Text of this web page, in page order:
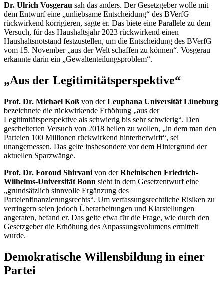
Dr. Ulrich Vosgerau sah das anders. Der Gesetzgeber wolle mit
dem Entwurf eine „unliebsame Entscheidung“ des BVerfG
rückwirkend korrigieren, sagte er. Das biete eine Parallele zu dem
Versuch, für das Haushaltsjahr 2023 rückwirkend einen
Haushaltsnotstand festzustellen, um die Entscheidung des BVerfG
vom 15. November „aus der Welt schaffen zu können“. Vosgerau
erkannte darin ein „Gewaltenteilungsproblem“.
„Aus der Legitimitätsperspektive“
Prof. Dr. Michael Koß von derLeuphana Universität Lüneburg
bezeichnete die rückwirkende Erhöhung „aus der
Legitimitätsperspektive als schwierig bis sehr schwierig“. Den
gescheiterten Versuch von 2018 heilen zu wollen, „in dem man den
Parteien 100 Millionen rückwirkend hinterherwirft“, sei
unangemessen. Das gelte insbesondere vor dem Hintergrund der
aktuellen Sparzwänge.
Prof. Dr. Foroud Shirvani von derRheinischen Friedrich-
Wilhelms-Universität Bonn sieht in dem Gesetzentwurf eine
„grundsätzlich sinnvolle Ergänzung des
Parteienfinanzierungsrechts“. Um verfassungsrechtliche Risiken zu
verringern seien jedoch Überarbeitungen und Klarstellungen
angeraten, befand er. Das gelte etwa für die Frage, wie durch den
Gesetzgeber die Erhöhung des Anpassungsvolumens ermittelt
wurde.
Demokratische Willensbildung in einer
Partei